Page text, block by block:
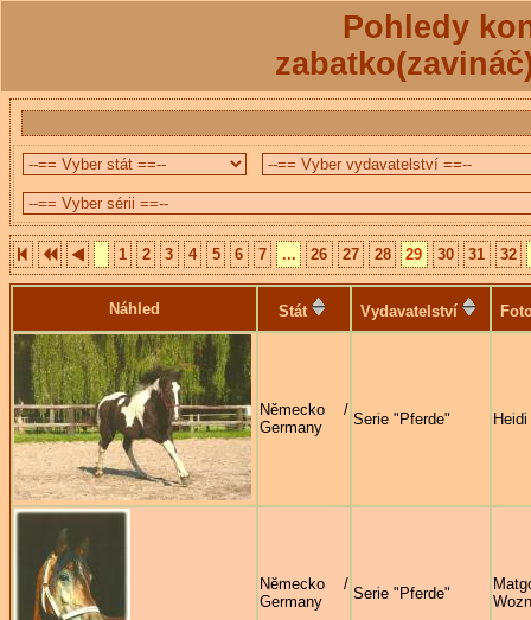
Pohledy
1 2 3 4 5 6 7 ... 26 27 28 29 30 31 32
Náhled Stát Vydavatelství
Německo /
Germany
Serie "Pferde"
Německo /
Germany
Serie "Pferde"